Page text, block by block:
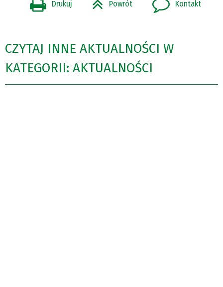
Drukuj Powrót Kontakt
CZYTAJ INNE AKTUALNOŚCI W
KATEGORII: AKTUALNOŚCI